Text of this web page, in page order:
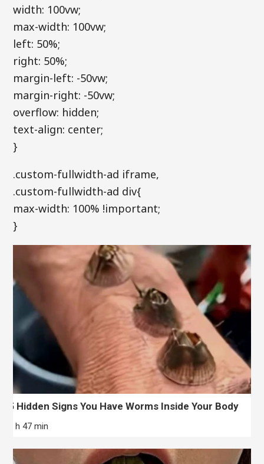
width: 100vw;
max-width: 100vw;
left: 50%;
right: 50%;
margin-left: -50vw;
margin-right: -50vw;
overflow: hidden;
text-align: center;
}
.custom-fullwidth-ad iframe,
.custom-fullwidth-ad div{
max-width: 100% !important;
}
5 Hidden Signs You Have Worms Inside Your Body
8 h 47 min